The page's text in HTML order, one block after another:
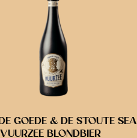
GOEDE & DE STOUTE SEA
BLONDBIER